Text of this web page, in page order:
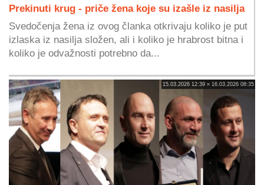
Prekinuti krug - priče žena koje su izašle iz nasilja
Svedočenja žena iz ovog članka otkrivaju koliko je put
izlaska iz nasilja složen, ali i koliko je hrabrost bitna i
koliko je odvažnosti potrebno da...
15.03.2026 12:39 » 16.03.2026 08:35